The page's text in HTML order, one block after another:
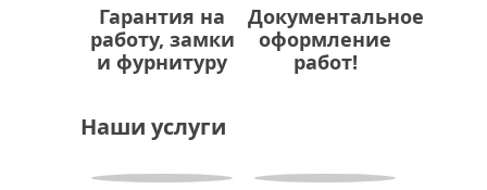
Гарантия на
работу, замки
и фурнитуру
Документальное
оформление
работ!
Наши услуги